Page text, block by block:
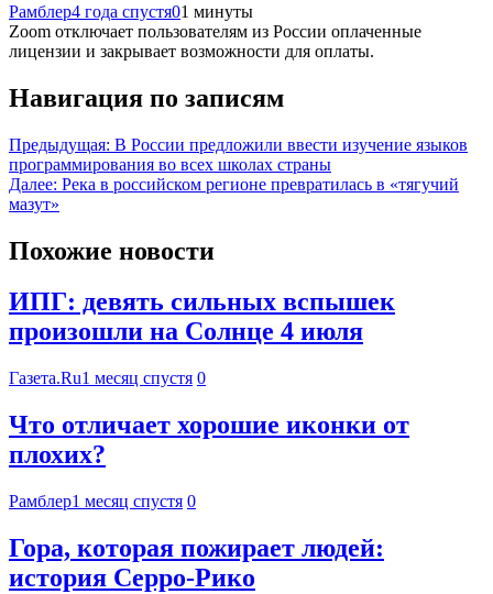
Рамблер4 года спустя01 минуты
Zoom отключает пользователям из России оплаченные
лицензии и закрывает возможности для оплаты.
Навигация по записям
Предыдущая: В России предложили ввести изучение языков
программирования во всех школах страны
Далее: Река в российском регионе превратилась в «тягучий
мазут»
Похожие новости
ИПГ: девять сильных вспышек
произошли на Солнце 4 июля
Газета.Ru1 месяц спустя 0
Что отличает хорошие иконки от
плохих?
Рамблер1 месяц спустя 0
Гора, которая пожирает людей:
история Серро-Рико